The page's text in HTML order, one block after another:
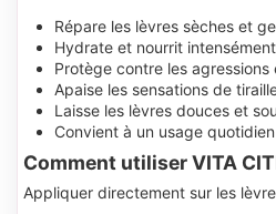
Répare les lèvres sèches et
Hydrate et nourrit intensément
Protège contre les agressions
Apaise les sensations de
Laisse les lèvres douces et
Convient à un usage quotidien
Comment utiliser VITA
Appliquer directement sur les